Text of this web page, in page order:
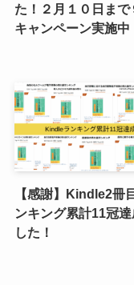
た！２月１０日まで
キャンペーン実施中
【感謝】Kindle2冊
ンキング累計11冠達
した！